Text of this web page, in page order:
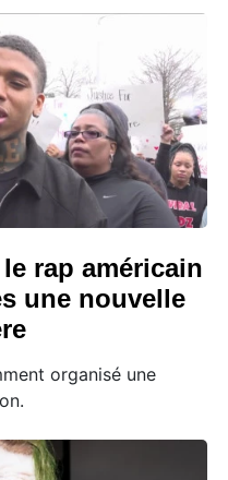
rap américain
une nouvelle
organisé une